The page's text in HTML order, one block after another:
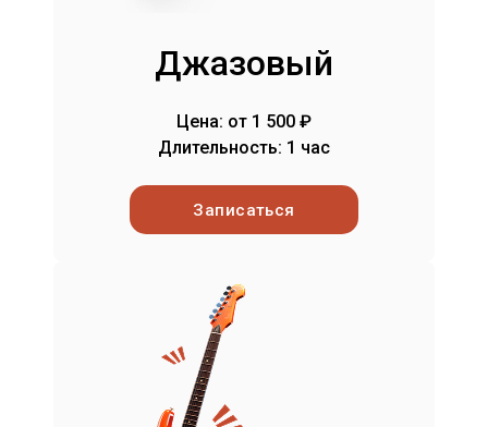
Джазовый
Цена: от 1 500 ₽
Длительность: 1 час
Записаться